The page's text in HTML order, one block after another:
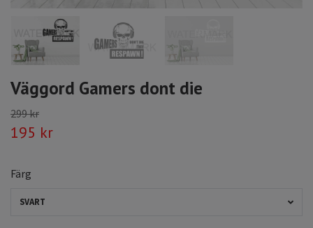
Väggord Gamers dont die
299 kr
195 kr
Färg
SVART